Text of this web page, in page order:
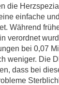
die
einfache
Während
verordnet
bei 0,07
weniger. Die
dass bei